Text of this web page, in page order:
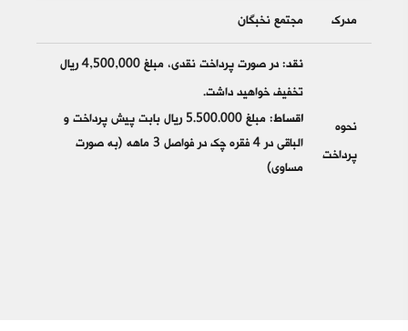
مدرک مجتمع نخبگان
نحوه
پرداخت
نقد: در صورت پرداخت نقدی، مبلغ 4,500,000 ریال
تخفیف خواهید داشت.
اقساط:
مبلغ 5.500.000 ریال بابت پیش پرداخت و
الباقی در 4 فقره چک در فواصل 3 ماهه (به صورت
مساوی)